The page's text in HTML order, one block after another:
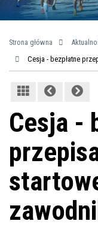
Strona główna
Cesja - bezpłatne
Cesja -